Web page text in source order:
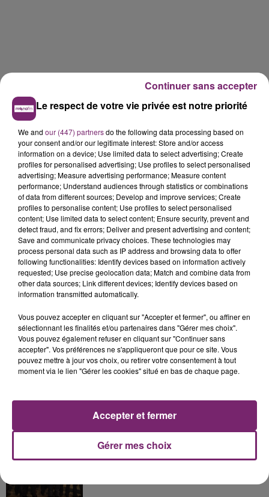
La Bulle - Guinguette éphémère
de Frelinghien !
éclipse solaire du 12 Août 2026
partis hier soir pour la Gironde
Le respect de votre vie privée est notre priorité
We and our (447) partnersdo the following data processing based on
your consent and/or our legitimate interest: Store and/or access
information on a device; Use limited data to select advertising; Create
profiles for personalised advertising; Use profiles to select personalised
advertising; Measure advertising performance; Measure content
performance; Understand audiences through statistics or combinations
of data from different sources; Develop and improve services; Create
profiles to personalise content; Use profiles to select personalised
content; Use limited data to select content; Ensure security, prevent and
detect fraud, and fix errors; Deliver and present advertising and content;
Save and communicate privacy choices. These technologies may
process personal data such as IP address and browsing data to offer
following functionalities: Identify devices based on information actively
requested; Use precise geolocation data; Match and combine data from
other data sources; Link different devices; Identify devices based on
information transmitted automatically.
Vous pouvez accepter en cliquant sur "Accepter et fermer", ou affiner en
sélectionnant les finalités et/ou partenaires dans "Gérer mes choix".
Vous pouvez également refuser en cliquant sur "Continuer sans
accepter". Vos préférences ne s'appliqueront que pour ce site. Vous
pouvez mettre à jour vos choix, ou retirer votre consentement à tout
moment via le lien "Gérer les cookies" situé en bas de chaque page.
Gérer mes choix
Accepter et fermer
Continuer sans accepter